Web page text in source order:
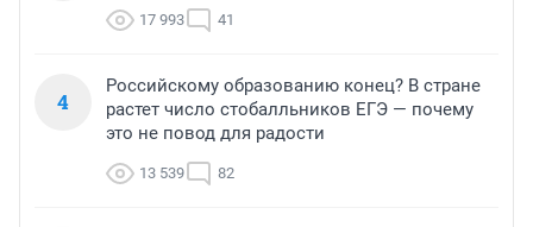
17 993 41
4
Российскому образованию конец? В стране
растет число стобалльников ЕГЭ — почему
это не повод для радости
13 539 82